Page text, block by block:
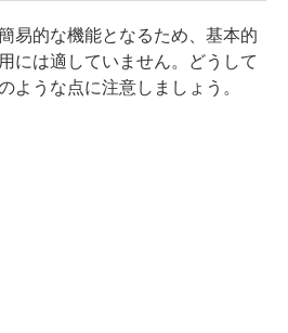
易的な機能となるため、基本的
には適していません。どうして
ような点に注意しましょう。